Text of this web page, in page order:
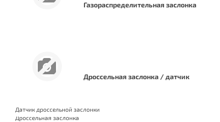
Газораспределительная заслонка
Дроссельная заслонка / датчик
Датчик дроссельной заслонки
Дроссельная заслонка